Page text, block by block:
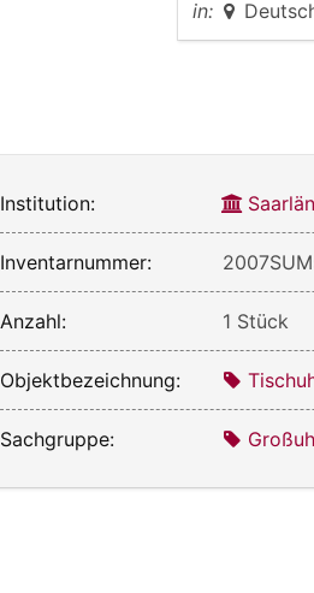
in:
Institution:
Inventarnummer:
Anzahl: 1 Stück
Objektbezeichnung:
Sachgruppe: